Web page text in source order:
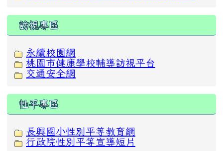
訪視專區
永續校園網
桃園市健康學校輔導訪視平台
交通安全網
性平專區
長興國小性別平等教育網
行政院性別平等宣導短片